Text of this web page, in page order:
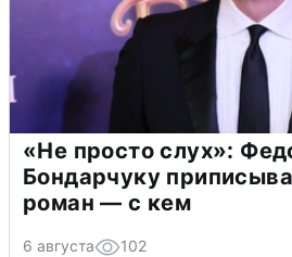
«Не просто слух»:
Бондарчуку
роман — с кем
6 августа 102